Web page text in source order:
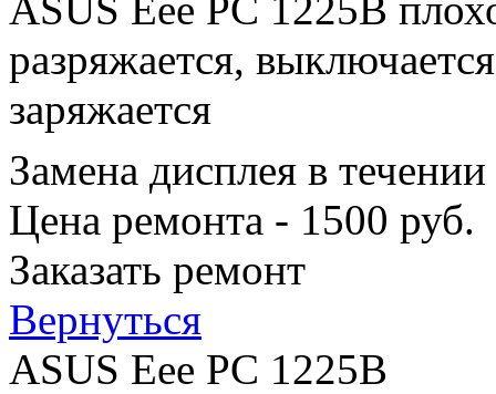
разряжается,
заряжается
Замена дисплея в
Цена ремонта - 1500 руб.
Заказать ремонт
Вернуться
ASUS Eee PC 1225B